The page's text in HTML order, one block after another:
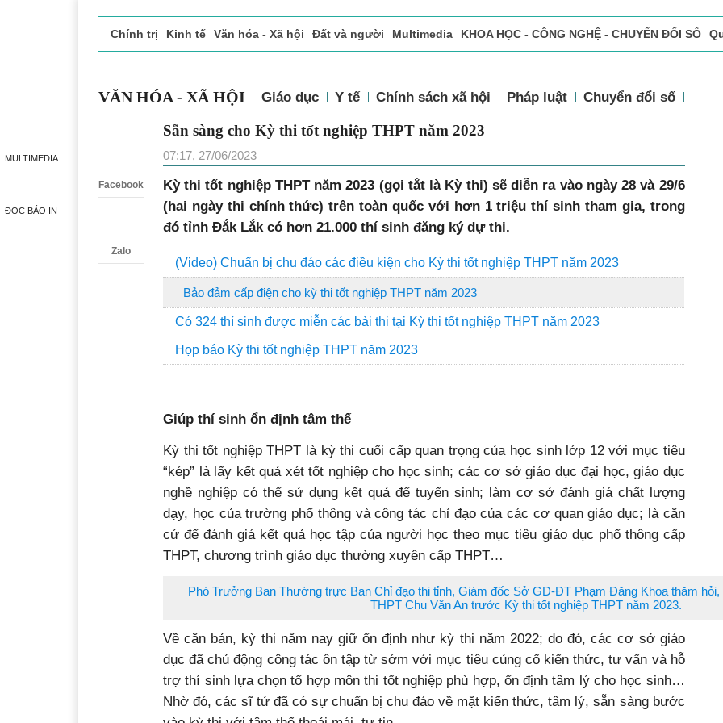
MULTIMEDIA
ĐỌC BÁO IN
Chính trị Kinh tế Văn hóa - Xã hội Đất và người Multimedia KHOA HỌC - CÔNG NGHỆ - CHUYỂN ĐỔI SỐ
VĂN HÓA - XÃ HỘI Giáo dục Y tế Chính sách xã hội Pháp luật Chuyển đổi số
Facebook
Zalo
Sẵn sàng cho Kỳ thi tốt nghiệp THPT năm 2023
07:17, 27/06/2023
Kỳ thi tốt nghiệp THPT năm 2023 (gọi tắt là Kỳ thi) sẽ diễn ra vào ngày 28 và 29/6
(hai ngày thi chính thức) trên toàn quốc với hơn 1 triệu thí sinh tham gia, trong
đó tỉnh Đắk Lắk có hơn 21.000 thí sinh đăng ký dự thi.
(Video) Chuẩn bị chu đáo các điều kiện cho Kỳ thi tốt nghiệp THPT năm 2023
Bảo đảm cấp điện cho kỳ thi tốt nghiệp THPT năm 2023
Có 324 thí sinh được miễn các bài thi tại Kỳ thi tốt nghiệp THPT năm 2023
Họp báo Kỳ thi tốt nghiệp THPT năm 2023
Giúp thí sinh ổn định tâm thế
Kỳ thi tốt nghiệp THPT là kỳ thi cuối cấp quan trọng của học sinh lớp 12 với mục tiêu
“kép” là lấy kết quả xét tốt nghiệp cho học sinh; các cơ sở giáo dục đại học, giáo dục
nghề nghiệp có thể sử dụng kết quả để tuyển sinh; làm cơ sở đánh giá chất lượng
dạy, học của trường phổ thông và công tác chỉ đạo của các cơ quan giáo dục; là căn
cứ để đánh giá kết quả học tập của người học theo mục tiêu giáo dục phổ thông cấp
THPT, chương trình giáo dục thường xuyên cấp THPT…
Phó Trưởng Ban Thường trực Ban Chỉ đạo thi tỉnh, Giám đốc Sở GD-ĐT Phạm Đăng Khoa thăm
THPT Chu Văn An trước Kỳ thi tốt nghiệp THPT năm 2023.
Về căn bản, kỳ thi năm nay giữ ổn định như kỳ thi năm 2022; do đó, các cơ sở giáo
dục đã chủ động công tác ôn tập từ sớm với mục tiêu củng cố kiến thức, tư vấn và hỗ
trợ thí sinh lựa chọn tổ hợp môn thi tốt nghiệp phù hợp, ổn định tâm lý cho học sinh…
Nhờ đó, các sĩ tử đã có sự chuẩn bị chu đáo về mặt kiến thức, tâm lý, sẵn sàng bước